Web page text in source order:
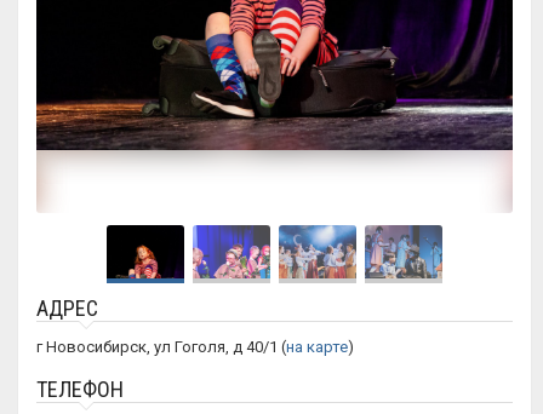
АДРЕС
г Новосибирск, ул Гоголя, д 40/1 (на карте)
ТЕЛЕФОН